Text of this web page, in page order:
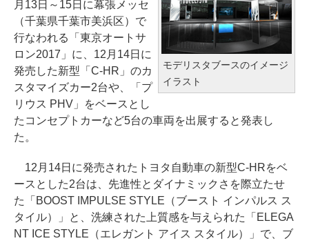
モデリスタブースのイメージ
イラスト
月13日～15日に幕張メッセ
（千葉県千葉市美浜区）で
行なわれる「東京オートサ
ロン2017」に、12月14日に
発売した新型「C-HR」のカ
スタマイズカー2台や、「プ
リウス PHV」をベースとし
たコンセプトカーなど5台の車両を出展すると発表し
た。
12月14日に発売されたトヨタ自動車の新型C-HRをベ
ースとした2台は、先進性とダイナミックさを際立たせ
た「BOOST IMPULSE STYLE（ブースト インパルス ス
タイル）」と、洗練された上質感を与えられた「ELEGA
NT ICE STYLE（エレガント アイス スタイル）」で、ブ